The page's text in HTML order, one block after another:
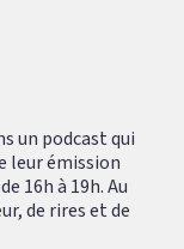
un podcast qui
leur émission
16h à 19h. Au
de rires et de